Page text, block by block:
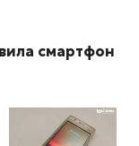
смартфон